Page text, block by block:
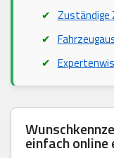
Zuständige
einfach online